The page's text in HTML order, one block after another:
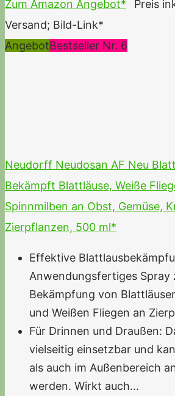
Zum Amazon Angebot*
Preis
Versand; Bild-Link*
AngebotBestseller Nr. 6
Neudorff Neudosan AF Neu
Bekämpft Blattläuse, Weiße
Spinnmilben an Obst, Gemüse,
Zierpflanzen, 500 ml*
Effektive
Anwendungsfertiges Spray
Bekämpfung von
und Weißen Fliegen an
Für Drinnen und Draußen:
vielseitig einsetzbar und
als auch im Außenbereich
werden. Wirkt auch...